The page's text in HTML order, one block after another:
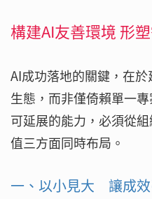
構建AI友善環境 形
AI成功落地的關鍵，在
生態，而非僅倚賴單一
可延展的能力，必須從
值三方面同時布局。
一、以小見大 讓成